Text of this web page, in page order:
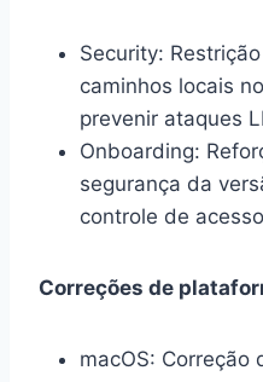
Security:
caminhos locais
prevenir ataques
Onboarding:
segurança da
controle de
Correções de
macOS: Correção